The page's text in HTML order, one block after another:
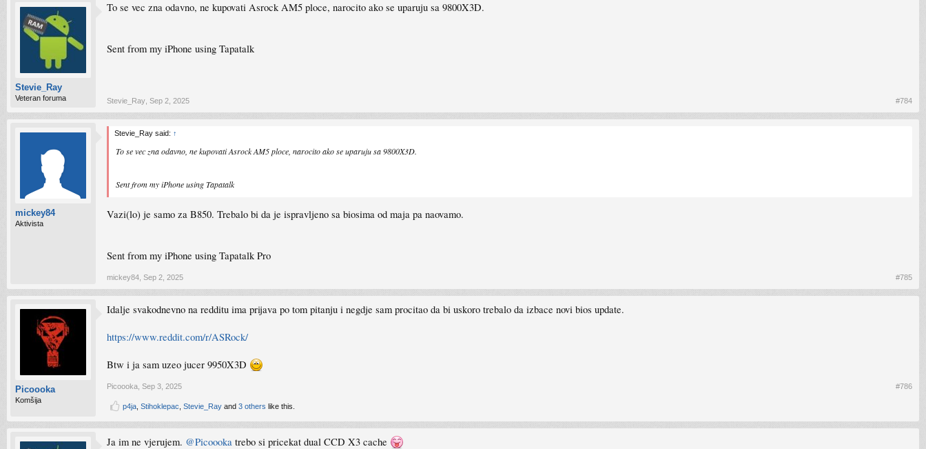
Stevie_Ray
Veteran foruma
To se vec zna odavno, ne kupovati Asrock AM5 ploce, narocito ako se uparuju sa 9800X3D.
Sent from my iPhone using Tapatalk
Stevie_Ray Sep 2, 2025 #784
mickey84
Aktivista
Stevie_Ray said: ↑
To se vec zna odavno, ne kupovati Asrock AM5 ploce, narocito ako se uparuju sa 9800X3D.
Sent from my iPhone using Tapatalk
Vazi(lo) je samo za B850. Trebalo bi da je ispravljeno sa biosima od maja pa naovamo.
Sent from my iPhone using Tapatalk Pro
mickey84 Sep 2, 2025 #785
Picoooka
Komšija
Idalje svakodnevno na redditu ima prijava po tom pitanju i negdje sam procitao da bi uskoro trebalo da izbace novi bios update.
https://www.reddit.com/r/ASRock/
Btw i ja sam uzeo jucer 9950X3D
Picoooka Sep 3, 2025 #786
p4ja Stihoklepac Stevie_Ray and 3 others like this.
Ja im ne vjerujem. @Picoooka trebo si pricekat dual CCD X3 cache